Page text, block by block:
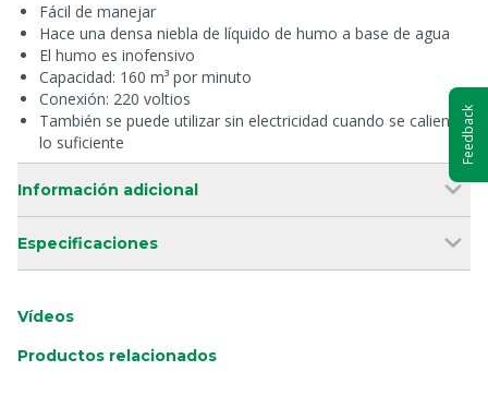
Fácil de manejar
Hace una densa niebla de líquido de humo a base de agua
El humo es inofensivo
Capacidad: 160 m³ por minuto
Conexión: 220 voltios
También se puede utilizar sin electricidad cuando se calienta
lo suficiente
Información adicional
Especificaciones
Vídeos
Productos relacionados
Feedback